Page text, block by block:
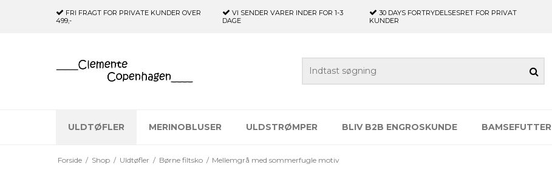
FRI FRAGT FOR PRIVATE KUNDER OVER
499,-
VI SENDER VARER INDER FOR 1-3
DAGE
30 DAYSFORTRYDELSESRET FOR PRIVAT
KUNDER
ULDTØFLER MERINOBLUSER ULDSTRØMPER BLIV B2B ENGROSKUNDE BAMSEFUTTER
Forside / Shop / Uldtøfler / Børne filtsko / Mellemgrå med sommerfugle motiv